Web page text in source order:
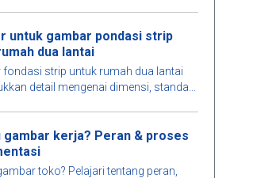
kualitas konstruksi yang
untuk gambar pondasi strip
dua lantai
fondasi strip untuk rumah dua lantai
detail mengenai dimensi, standar
gambar kerja? Peran & proses
toko? Pelajari tentang peran,